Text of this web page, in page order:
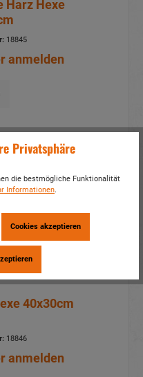
Harz Hexe
18845
anmelden
40x30cm
18846
anmelden
Privatsphäre
die bestmögliche Funktionalität
Informationen.
Cookies akzeptieren